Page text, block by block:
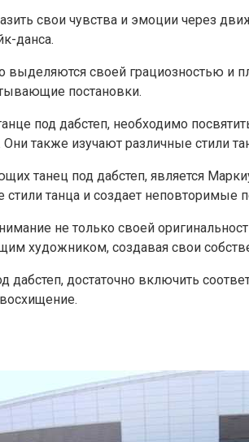
свои чувства и эмоции через
данса.
выделяются своей грациозностью
постановки.
под дабстеп, необходимо
также изучают различные стили
танец под дабстеп, является
стили танца и создает неповторимые
не только своей
художником, создавая свои
дабстеп, достаточно включить